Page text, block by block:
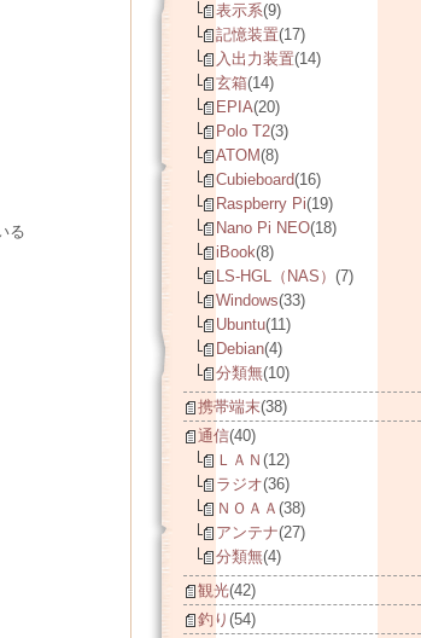
る
表示系(9)
記憶装置(17)
入出力装置(14)
玄箱(14)
EPIA(20)
Polo T2(3)
ATOM(8)
Cubieboard(16)
Raspberry Pi(19)
Nano Pi NEO(18)
iBook(8)
LS-HGL（NAS） (7)
Windows(33)
Ubuntu(11)
Debian(4)
分類無(10)
携帯端末(38)
通信(40)
ＬＡＮ (12)
ラジオ(36)
ＮＯＡＡ (38)
アンテナ(27)
分類無(4)
観光(42)
釣り (54)